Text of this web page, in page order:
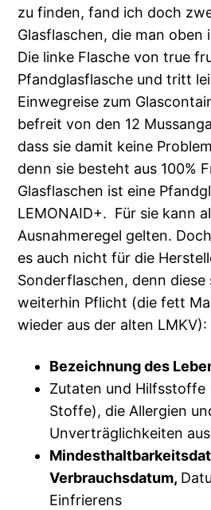
zu finden, fand ich doch
Glasflaschen, die man oben
Die linke Flasche von true
Pfandglasflasche und tritt
Einwegreise zum
befreit von den 12
dass sie damit keine
denn sie besteht aus 100%
Glasflaschen ist eine
LEMONAID+. Für sie kann
Ausnahmeregel gelten.
es auch nicht für die
Sonderflaschen, denn diese
weiterhin Pflicht (die fett
wieder aus der alten LMKV):
Bezeichnung des
Zutaten und Hilfsstoffe
Stoffe), die Allergien
Unverträglichkeiten
Verbrauchsdatum,
Einfrierens